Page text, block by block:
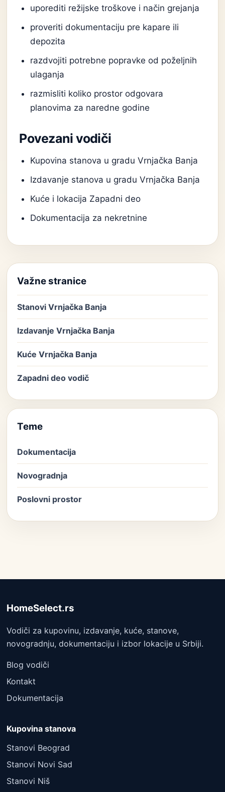
uporediti režijske troškove i način grejanja
proveriti dokumentaciju pre kapare ili
depozita
razdvojiti potrebne popravke od poželjnih
ulaganja
razmisliti koliko prostor odgovara
planovima za naredne godine
Povezani vodiči
Kupovina stanova u gradu Vrnjačka Banja
Izdavanje stanova u gradu Vrnjačka Banja
Kuće i lokacija Zapadni deo
Dokumentacija za nekretnine
Važne stranice
Stanovi Vrnjačka Banja
Izdavanje Vrnjačka Banja
Kuće Vrnjačka Banja
Zapadni deo vodič
Teme
Dokumentacija
Novogradnja
Poslovni prostor
HomeSelect.rs
Vodiči za kupovinu, izdavanje, kuće, stanove,
novogradnju, dokumentaciju i izbor lokacije u Srbiji.
Blog vodiči
Kontakt
Dokumentacija
Kupovina stanova
Stanovi Beograd
Stanovi Novi Sad
Stanovi Niš